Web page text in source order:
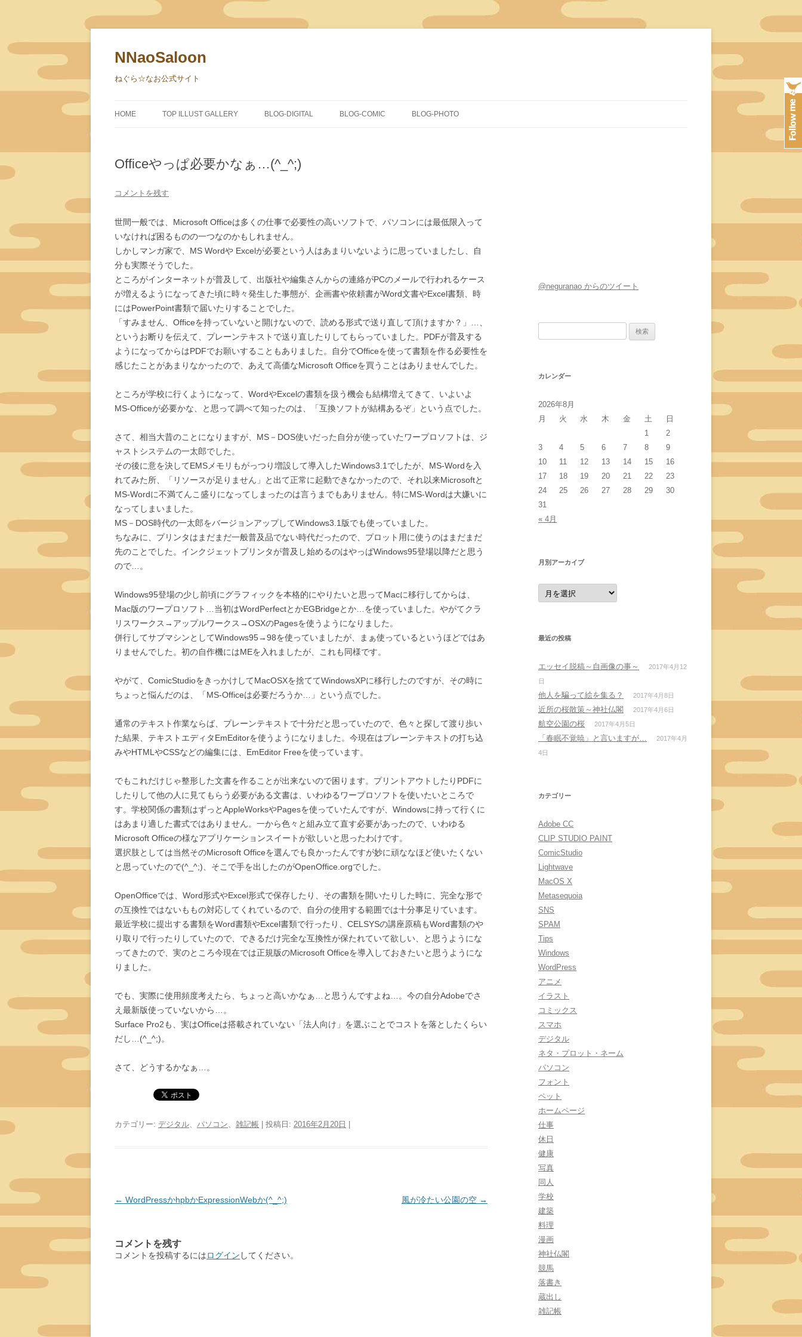
NNaoSaloon
ねぐら☆なお公式サイト
HOME TOP ILLUST GALLERY BLOG-DIGITAL
COMICSTUDIO
BLOG-COMIC BLOG-PHOTO
Officeやっぱ必要かなぁ…(^_^;)
コメントを残す
世間一般では、Microsoft Officeは多くの仕事で必要性の高いソフトで、パソコンには最低限入って
いなければ困るものの一つなのかもしれません。
しかしマンガ家で、MS Wordや Excelが必要という人はあまりいないように思っていましたし、自
分も実際そうでした。
ところがインターネットが普及して、出版社や編集さんからの連絡がPCのメールで行われるケース
が増えるようになってきた頃に時々発生した事態が、企画書や依頼書がWord文書やExcel書類、時
にはPowerPoint書類で届いたりすることでした。
「すみません、Officeを持っていないと開けないので、読める形式で送り直して頂けますか？」…、
というお断りを伝えて、プレーンテキストで送り直したりしてもらっていました。PDFが普及する
ようになってからはPDFでお願いすることもありました。自分でOfficeを使って書類を作る必要性を
感じたことがあまりなかったので、あえて高価なMicrosoft Officeを買うことはありませんでした。
ところが学校に行くようになって、WordやExcelの書類を扱う機会も結構増えてきて、いよいよ
MS-Officeが必要かな、と思って調べて知ったのは、「互換ソフトが結構あるぞ」という点でした。
さて、相当大昔のことになりますが、MS－DOS使いだった自分が使っていたワープロソフトは、ジ
ャストシステムの一太郎でした。
その後に意を決してEMSメモリもがっつり増設して導入したWindows3.1でしたが、MS-Wordを入
れてみた所、「リソースが足りません」と出て正常に起動できなかったので、それ以来Microsoftと
MS-Wordに不満てんこ盛りになってしまったのは言うまでもありません。特にMS-Wordは大嫌いに
なってしまいました。
MS－DOS時代の一太郎をバージョンアップしてWindows3.1版でも使っていました。
ちなみに、プリンタはまだまだ一般普及品でない時代だったので、プロット用に使うのはまだまだ
先のことでした。インクジェットプリンタが普及し始めるのはやっぱWindows95登場以降だと思う
ので…。
Windows95登場の少し前頃にグラフィックを本格的にやりたいと思ってMacに移行してからは、
Mac版のワープロソフト…当初はWordPerfectとかEGBridgeとか…を使っていました。やがてクラ
リスワークス→アップルワークス→OSXのPagesを使うようになりました。
併行してサブマシンとしてWindows95→98を使っていましたが、まぁ使っているというほどではあ
りませんでした。初の自作機にはMEを入れましたが、これも同様です。
やがて、ComicStudioをきっかけしてMacOSXを捨ててWindowsXPに移行したのですが、その時に
ちょっと悩んだのは、「MS-Officeは必要だろうか…」という点でした。
通常のテキスト作業ならば、プレーンテキストで十分だと思っていたので、色々と探して渡り歩い
た結果、テキストエディタEmEditorを使うようになりました。今現在はプレーンテキストの打ち込
みやHTMLやCSSなどの編集には、EmEditor Freeを使っています。
でもこれだけじゃ整形した文書を作ることが出来ないので困ります。プリントアウトしたりPDFに
したりして他の人に見てもらう必要がある文書は、いわゆるワープロソフトを使いたいところで
す。学校関係の書類はずっとAppleWorksやPagesを使っていたんですが、Windowsに持って行くに
はあまり適した書式ではありません。一から色々と組み立て直す必要があったので、いわゆる
Microsoft Officeの様なアプリケーションスイートが欲しいと思ったわけです。
選択肢としては当然そのMicrosoft Officeを選んでも良かったんですが妙に頑ななほど使いたくない
と思っていたので(^_^;)、そこで手を出したのがOpenOffice.orgでした。
OpenOfficeでは、Word形式やExcel形式で保存したり、その書類を開いたりした時に、完全な形で
の互換性ではないももの対応してくれているので、自分の使用する範囲では十分事足りています。
最近学校に提出する書類をWord書類やExcel書類で行ったり、CELSYSの講座原稿もWord書類のや
り取りで行ったりしていたので、できるだけ完全な互換性が保たれていて欲しい、と思うようにな
ってきたので、実のところ今現在では正規版のMicrosoft Officeを導入しておきたいと思うようにな
りました。
でも、実際に使用頻度考えたら、ちょっと高いかなぁ…と思うんですよね…。今の自分Adobeでさ
え最新版使っていないから…。
Surface Pro2も、実はOfficeは搭載されていない「法人向け」を選ぶことでコストを落としたくらい
だし…(^_^;)。
さて、どうするかなぁ…。
カテゴリー: デジタル、 パソコン、 雑記帳 | 投稿日: 2016年2月20日
投
ビ
← WordPressかhpbかExpressionWebか(^_^;) 風が冷たい公園の空 →
コメントを残す
コメントを投稿するにはログイン してください。
@neguranao からのツイート
カレンダー
2026年8月
月
火 水 木 金 土
日
1
2
3
4 5 6 7 8
9
10
11 12 13 14 15
16
17
18 19 20 21 22
23
24
25 26 27 28 29
30
31
« 4月
月別アーカイブ
月
別
ア
ブ
最近の投稿
エッセイ脱稿～自画像の事～
2017年4月12
日
他人を騙って絵を集る？ 2017年4月8日
近所の桜散策～神社仏閣 2017年4月6日
航空公園の桜 2017年4月5日
「春眠不覚暁」と言いますが…
2017年4月
4日
カテゴリー
Adobe CC
CLIP STUDIO PAINT
ComicStudio
Lightwave
MacOS X
Metasequoia
SNS
SPAM
Tips
Windows
WordPress
アニメ
イラスト
コミックス
スマホ
デジタル
ネタ・プロット・ネーム
パソコン
フォント
ペット
ホームページ
仕事
休日
健康
写真
同人
学校
建築
料理
漫画
神社仏閣
競馬
落書き
蔵出し
雑記帳